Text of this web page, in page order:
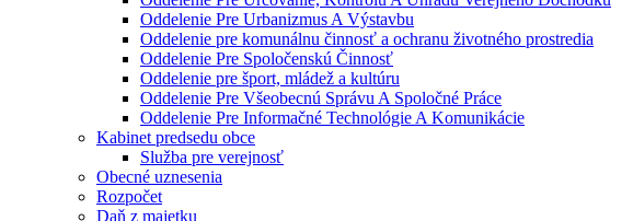
Oddelenie Pre Urbanizmus A Výstavbu
Oddelenie pre komunálnu činnosť a ochranu životného prostredia
Oddelenie Pre Spoločenskú Činnosť
Oddelenie pre šport, mládež a kultúru
Oddelenie Pre Všeobecnú Správu A Spoločné Práce
Oddelenie Pre Informačné Technológie A Komunikácie
Kabinet predsedu obce
Služba pre verejnosť
Obecné uznesenia
Rozpočet
Daň z majetku